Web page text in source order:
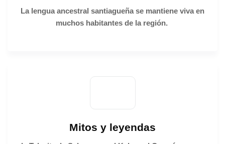
La lengua ancestral santiagueña se mantiene viva en
muchos habitantes de la región.
Mitos y leyendas